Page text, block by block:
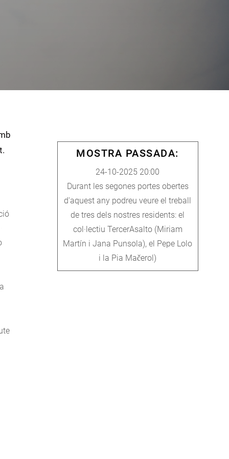
MOSTRA PASSADA:
24-10-2025 20:00
Durant les segones portes obertes
d'aquest any podreu veure el treball
de tres dels nostres residents: el
col·lectiu TercerAsalto (Miriam
Martín i Jana Punsola), el Pepe Lolo
i la Pia Mačerol)